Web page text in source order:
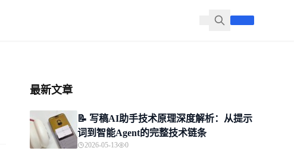
最新文章
📝 写稿AI助手技术原理深度解析：从提示
词到智能Agent的完整技术链条
2026-05-13 0